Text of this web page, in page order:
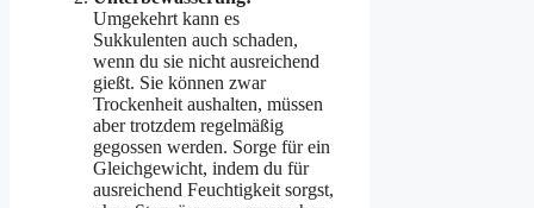
Umgekehrt kann es
Sukkulenten auch schaden,
wenn du sie nicht ausreichend
gießt. Sie können zwar
Trockenheit aushalten, müssen
aber trotzdem regelmäßig
gegossen werden. Sorge für ein
Gleichgewicht, indem du für
ausreichend Feuchtigkeit sorgst,